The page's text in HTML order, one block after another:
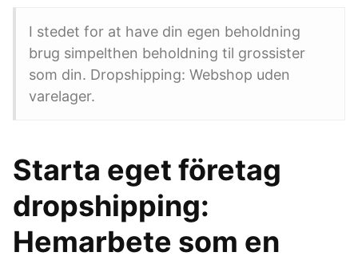
I stedet for at have din egen beholdning
brug simpelthen beholdning til grossister
som din. Dropshipping: Webshop uden
varelager.
Starta eget företag
dropshipping:
Hemarbete som en